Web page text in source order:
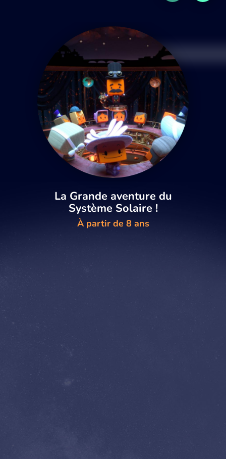
La Grande aventure du
Système Solaire !
À partir de 8 ans